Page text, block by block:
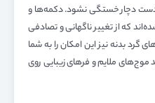
دچار خستگی نشود. دکمه‌ها و
که از تغییر ناگهانی و تصادفی
گرد بدنه نیز این امکان را به شما
موج‌های ملایم و فرهای زیبایی روی